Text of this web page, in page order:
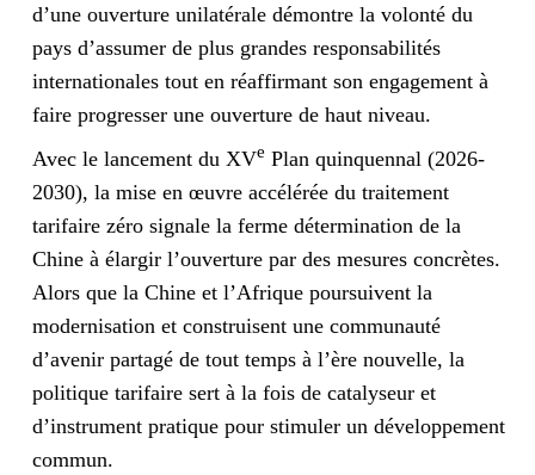
d’une ouverture unilatérale démontre la volonté du
pays d’assumer de plus grandes responsabilités
internationales tout en réaffirmant son engagement à
faire progresser une ouverture de haut niveau.
Avec le lancement du XVe Plan quinquennal (2026-
2030), la mise en œuvre accélérée du traitement
tarifaire zéro signale la ferme détermination de la
Chine à élargir l’ouverture par des mesures concrètes.
Alors que la Chine et l’Afrique poursuivent la
modernisation et construisent une communauté
d’avenir partagé de tout temps à l’ère nouvelle, la
politique tarifaire sert à la fois de catalyseur et
d’instrument pratique pour stimuler un développement
commun.